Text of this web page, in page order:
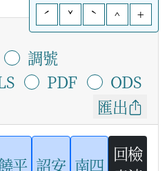
ˊ
ˇ ˋ ^ +
調號
PDF
ODS
匯出
平 詔安 南四
回檢